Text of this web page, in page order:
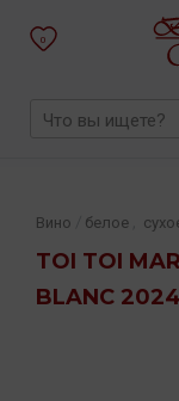
0
TOI TOI
BLANC
Вино белое